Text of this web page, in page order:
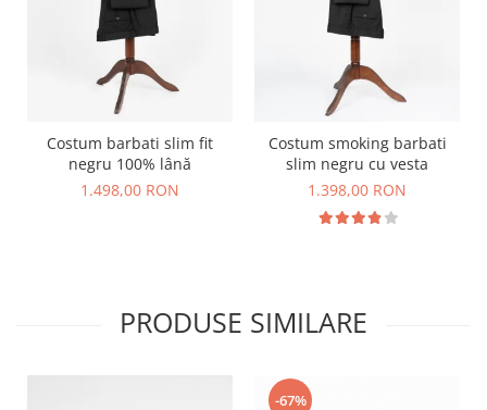
Costum barbati slim fit
negru 100% lână
1.498,00 RON
Costum smoking barbati
slim negru cu vesta
1.398,00 RON
PRODUSE SIMILARE
-67%